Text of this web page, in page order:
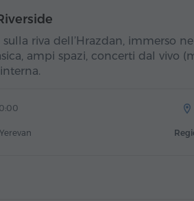
riva dell’Hrazdan, immerso
ampi spazi, concerti dal vivo